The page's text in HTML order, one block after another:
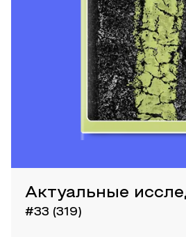
Актуальные
#33 (319)